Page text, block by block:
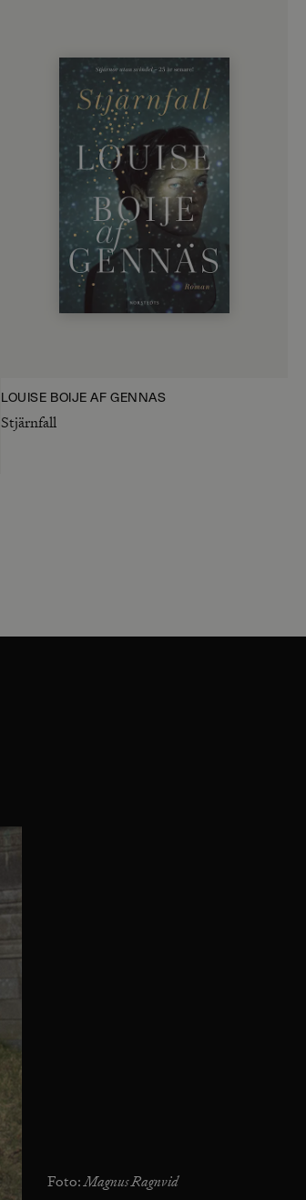
LOUISE BOIJE AF GENNÄS
Stjärnfall
Foto:Magnus Ragnvid